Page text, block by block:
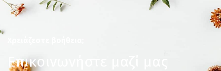
Επικοινωνήστε μαζί μας